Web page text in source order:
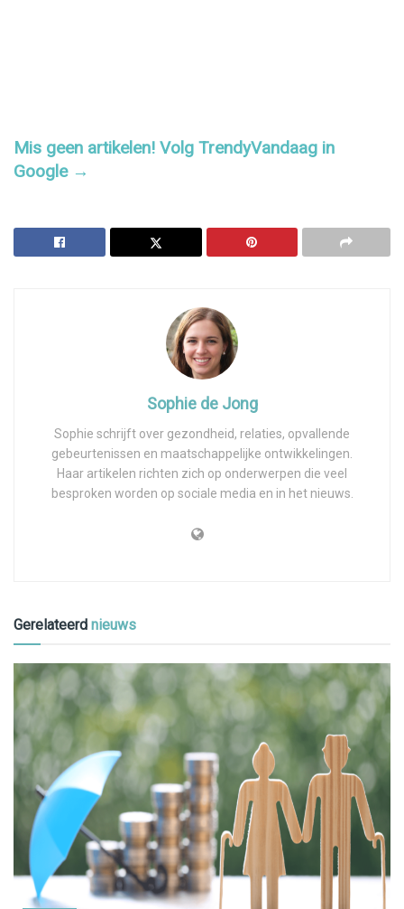
Mis geen artikelen! Volg TrendyVandaag in
Google →
Sophie de Jong
Sophie schrijft over gezondheid, relaties, opvallende
gebeurtenissen en maatschappelijke ontwikkelingen.
Haar artikelen richten zich op onderwerpen die veel
besproken worden op sociale media en in het nieuws.
Gerelateerd nieuws